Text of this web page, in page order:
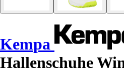
Kempa
Hallenschuhe